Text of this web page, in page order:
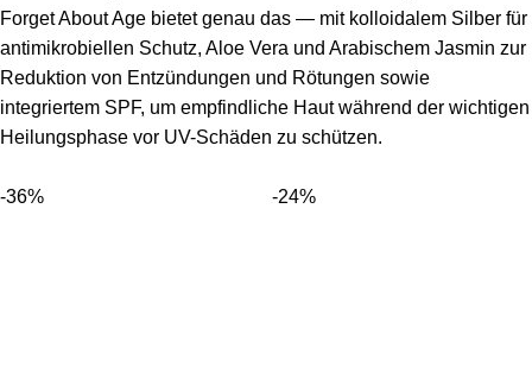
Forget About Age bietet genau das — mit kolloidalem Silber für
antimikrobiellen Schutz, Aloe Vera und Arabischem Jasmin zur
Reduktion von Entzündungen und Rötungen sowie
integriertem SPF, um empfindliche Haut während der wichtigen
Heilungsphase vor UV-Schäden zu schützen.
-36% -24%